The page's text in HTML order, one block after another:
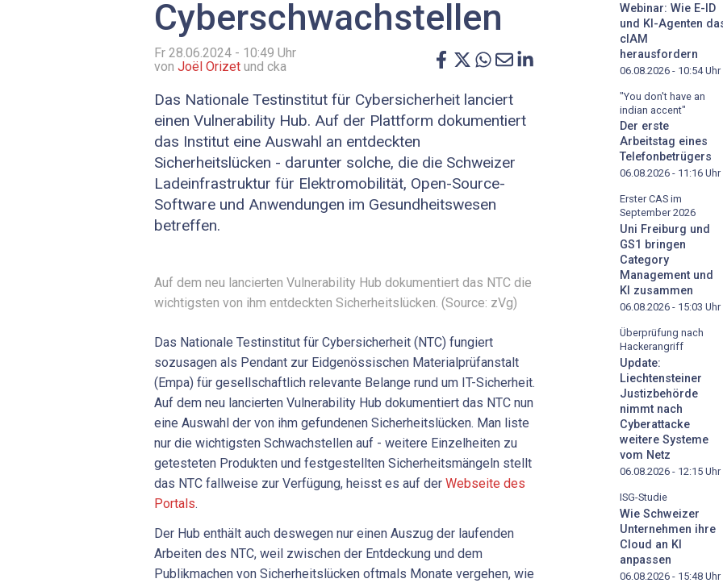
Cyberschwachstellen
Fr 28.06.2024 - 10:49 Uhr
von Joël Orizet und cka
Das Nationale Testinstitut für Cybersicherheit lanciert
einen Vulnerability Hub. Auf der Plattform dokumentiert
das Institut eine Auswahl an entdeckten
Sicherheitslücken - darunter solche, die die Schweizer
Ladeinfrastruktur für Elektromobilität, Open-Source-
Software und Anwendungen im Gesundheitswesen
betreffen.
Auf dem neu lancierten Vulnerability Hub dokumentiert das NTC die
wichtigsten von ihm entdeckten Sicherheitslücken. (Source: zVg)
Das Nationale Testinstitut für Cybersicherheit (NTC) fungiert
sozusagen als Pendant zur Eidgenössischen Materialprüfanstalt
(Empa) für gesellschaftlich relevante Belange rund um IT-Sicherheit.
Auf dem neu lancierten Vulnerability Hub dokumentiert das NTC nun
eine Auswahl der von ihm gefundenen Sicherheitslücken. Man liste
nur die wichtigsten Schwachstellen auf - weitere Einzelheiten zu
getesteten Produkten und festgestellten Sicherheitsmängeln stellt
das NTC fallweise zur Verfügung, heisst es auf der Webseite des
Portals.
Der Hub enthält auch deswegen nur einen Auszug der laufenden
Arbeiten des NTC, weil zwischen der Entdeckung und dem
Publikmachen von Sicherheitslücken oftmals Monate vergehen, wie
Webinar: Wie E-ID
und KI-Agenten
cIAM
herausfordern
06.08.2026 - 10:54Uhr
"You don't have an
indian accent"
Der erste
Arbeitstag eines
Telefonbetrügers
06.08.2026 - 11:16 Uhr
Erster CAS im
September 2026
Uni Freiburg und
GS1 bringen
Category
Management und
KI zusammen
06.08.2026 - 15:03 Uhr
Überprüfung nach
Hackerangriff
Update:
Liechtensteiner
Justizbehörde
nimmt nach
Cyberattacke
weitere Systeme
vom Netz
06.08.2026 - 12:15 Uhr
ISG-Studie
Wie Schweizer
Unternehmen ihre
Cloud an KI
anpassen
06.08.2026 - 15:48 Uhr